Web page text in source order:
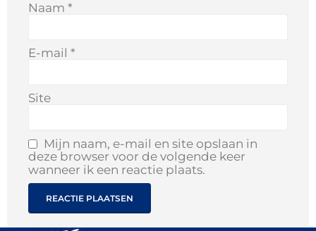
Naam *
E-mail *
Site
Mijn naam, e-mail en site opslaan in
deze browser voor de volgende keer
wanneer ik een reactie plaats.